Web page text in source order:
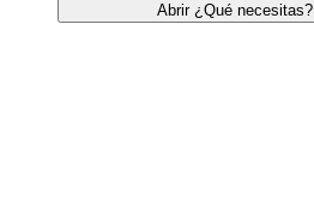
Abrir ¿Qué necesitas?